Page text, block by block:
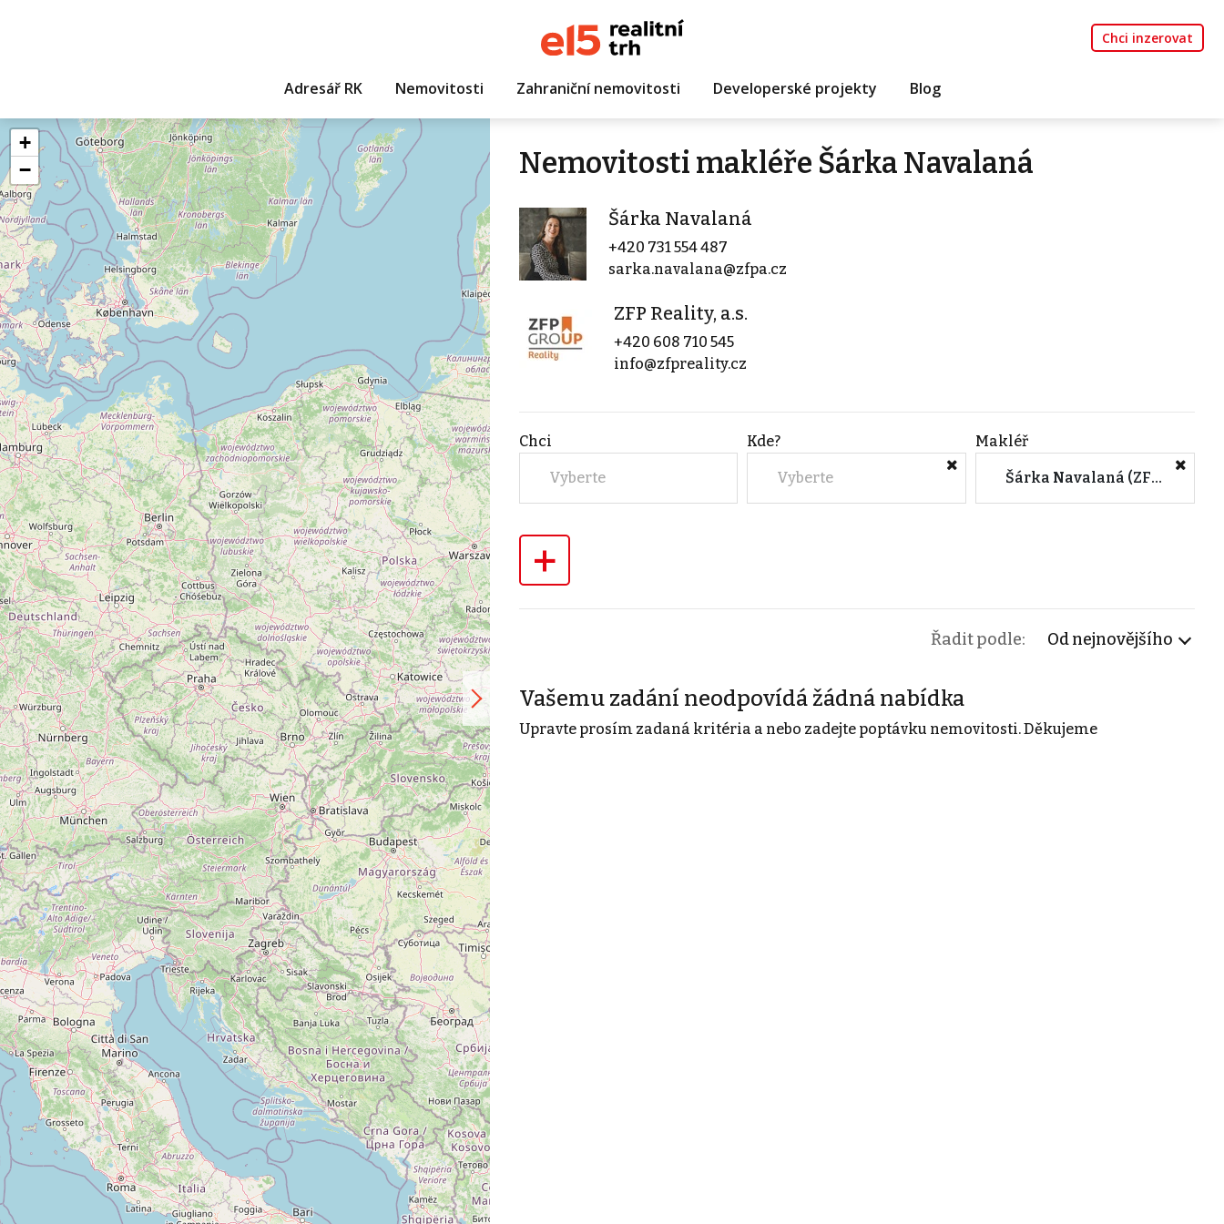
Chci inzerovat
Adresář RK Nemovitosti Zahraniční nemovitosti Developerské projekty Blog
+
−
Nemovitosti makléře Šárka Navalaná
Šárka Navalaná
+420 731 554 487
sarka.navalana@zfpa.cz
ZFP Reality, a.s.
+420 608 710 545
info@zfpreality.cz
Chci
Vyberte
Kde?
Vyberte
Makléř
Šárka Navalaná (ZFP Reality, a.s.)
+
Řadit podle: Od nejnovějšího
Vašemu zadání neodpovídá žádná nabídka
Upravte prosím zadaná kritéria a nebo zadejte poptávku nemovitosti. Děkujeme